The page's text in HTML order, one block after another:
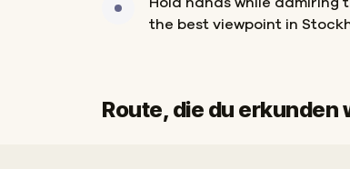
the best viewpoint in
Route, die du erkunden